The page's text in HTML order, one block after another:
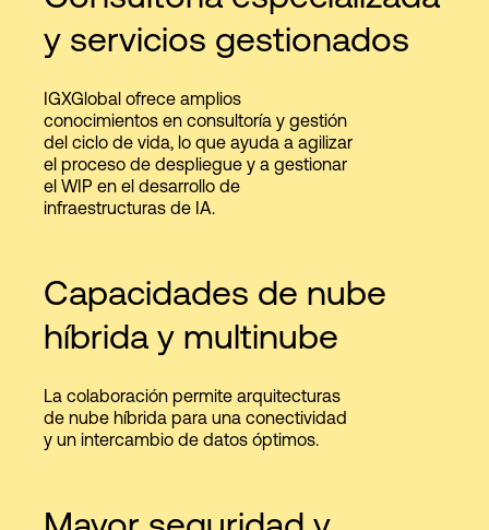
y servicios gestionados
IGXGlobal ofrece amplios
conocimientos en consultoría y gestión
del ciclo de vida, lo que ayuda a agilizar
el proceso de despliegue y a gestionar
el WIP en el desarrollo de
infraestructuras de IA.
Capacidades de nube
híbrida y multinube
La colaboración permite arquitecturas
de nube híbrida para una conectividad
y un intercambio de datos óptimos.